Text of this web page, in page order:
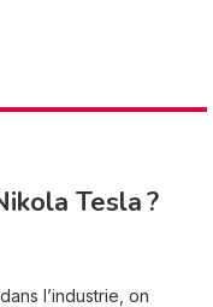
Tesla ?
l’industrie, on